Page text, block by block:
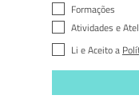
Formações
Atividades e
Li e Aceito a